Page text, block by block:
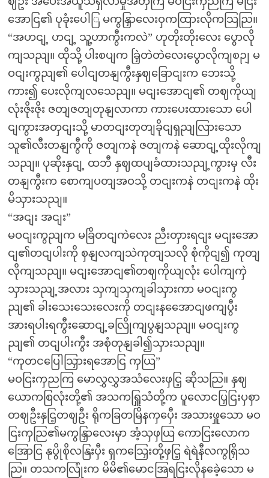
အောငြ၏ ပုခုံးပေါြ မကွနြှာလေးဝှကထြားလိုကသြညြ။
“အဟငျ့ ဟငျ့ သူ့ဟာကွီးကလဲ” ဟုတိုးတိုးလေး ပွောလို
ကျသညျ။ ထိုသို့ ပါးစပျက ခြှဲတဲတဲလေးပွောလိုကျစဉျ မ
ဝငျးကွညျ၏ ပေါငျတနျကွီးနှဈခြောငျးက ဘေးသို့
ကား၍ ပေးလိုကျလသေညျ။ မငျးအောငျ၏ တဈကိုယျ
လုံးဇိုးဇိုး ဇတျဇတျတုနျလာကာ ကားပေးထားသော ပေါ
ငျကွားအတှငျးသို့ မာတငျးတုတျခိုငျရှညျလြားသော
သူ၏လီးတနျကွီကို ဇတျကနဲ ဇတျကနဲ ဆောငျ့ထိုးလိုကျ
သညျ။ ပုဆိုးနှငျ့ ထဘီ နှဈထပျခံထားသညျ့ကွားမှ လီး
တနျကွီးက စောကျပတျအဝသို့ တငျးကနဲ တငျးကနဲ ထိုး
မိသှားသညျ။
“အငျး အငျး”
မဝငျးကွညျက မခြိတငျကဲလေး ညီးတှားရငျး မငျးအော
ငျ၏တငျပါးကို စှနျလကျသဲကုတျသလို စုံကိုငျ၍ ကုတျ
လိုကျသညျ။ မငျးအောငျ၏တဈကိုယျလုံး ပေါကျကှဲ
သှားသညျ့အလား သှကျသှကျခါသှားကာ မဝငျးကွ
ညျ၏ ခါးသေးသေးလေးကို တငျးနအေောငျဖကျပွီး
အားရပါးရကွီးဆောငျ့ခလြိုကျပွနျသညျ။ မဝငျးကွ
ညျ၏ တငျပါးကွီး အစုံတုနျခါ၍သှားသညျ။
“ကုတငပြေါသြှားရအောငြ ကှယြ”
မဝငြးကှညကြ မောလွှလွှအသံလေးဖှငြ့ ဆိုသညြ။ နှဈ
ယောကစြလုံးတို့၏ အသကရြှူသံတို့က ပူလောငပြှငြးပှစှာ
တဈဦးနှငြ့တဈဦး ရိုကခြတမြိနကှပှေီး အသားဖှူသော မဝ
ငြးကှညြ၏မကွနြှာလေးမှာ အံ့သှဖှယြ ကောငြးလောက
အြောငြ နုပွိုစိုလနြးပှီး ရှကသြှေးတို့ဖှငြ့ ရဲရဲနီလကွရြှိသ
ညြ။ တသကလြုံးက မိမိ၏မောငအြရငြးလိုနခေဲ့သော မ